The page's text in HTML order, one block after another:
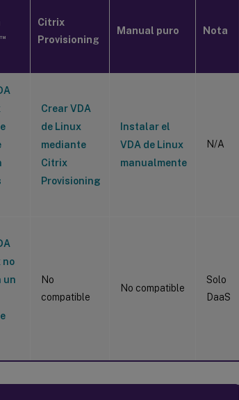
™
Citrix
Provisioning
Manual puro Nota
Crear VDA
de Linux
mediante
Citrix
Provisioning
Instalar el
VDA de Linux
manualmente
N/A
no
un
No
compatible
No compatible
Solo
DaaS